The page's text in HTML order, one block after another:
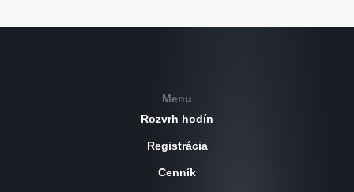
Menu
Rozvrh hodín
Registrácia
Cenník